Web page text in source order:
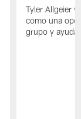
Tyler Allgeier
como una
grupo y